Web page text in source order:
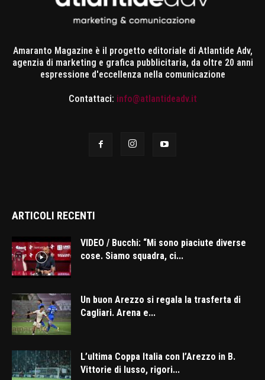
Amaranto Magazine è il progetto editoriale di Atlantide Adv,
agenzia di marketing e grafica pubblicitaria, da oltre 20 anni
espressione d'eccellenza nella comunicazione
Contattaci: info@atlantideadv.it
ARTICOLI RECENTI
VIDEO / Bucchi: “Mi sono piaciute diverse
cose. Siamo squadra, ci...
Un buon Arezzo si regala la trasferta di
Cagliari. Arena e...
L’ultima Coppa Italia con l’Arezzo in B.
Vittorie di lusso, rigori...